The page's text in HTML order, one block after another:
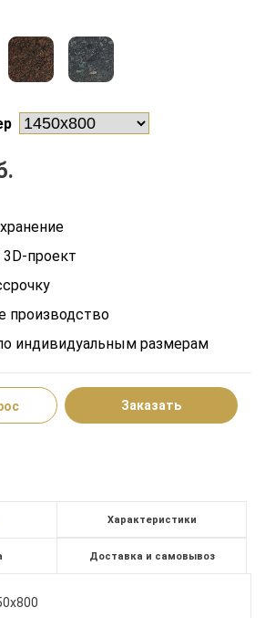
проект
производство
индивидуальным размерам
Заказать
Характеристики
Доставка и самовывоз